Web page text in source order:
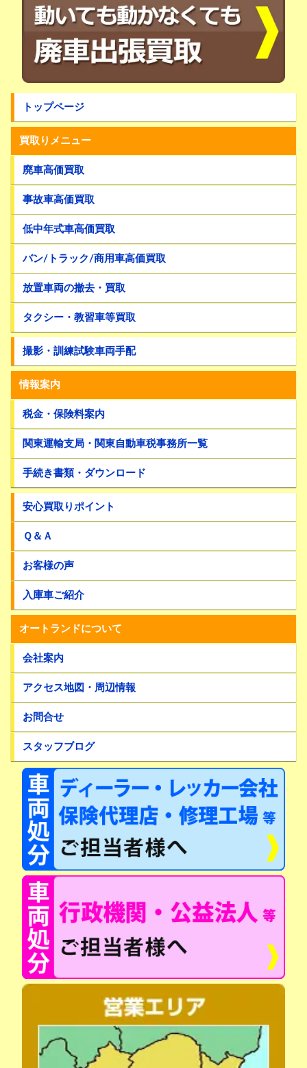
トップページ
買取りメニュー
廃車高価買取
事故車高価買取
低中年式車高価買取
バン/トラック/商用車高価買取
放置車両の撤去・買取
タクシー・教習車等買取
撮影・訓練試験車両手配
情報案内
税金・保険料案内
関東運輸支局・関東自動車税事務所一覧
手続き書類・ダウンロード
安心買取りポイント
Ｑ＆Ａ
お客様の声
入庫車ご紹介
オートランドについて
会社案内
アクセス地図・周辺情報
お問合せ
スタッフブログ